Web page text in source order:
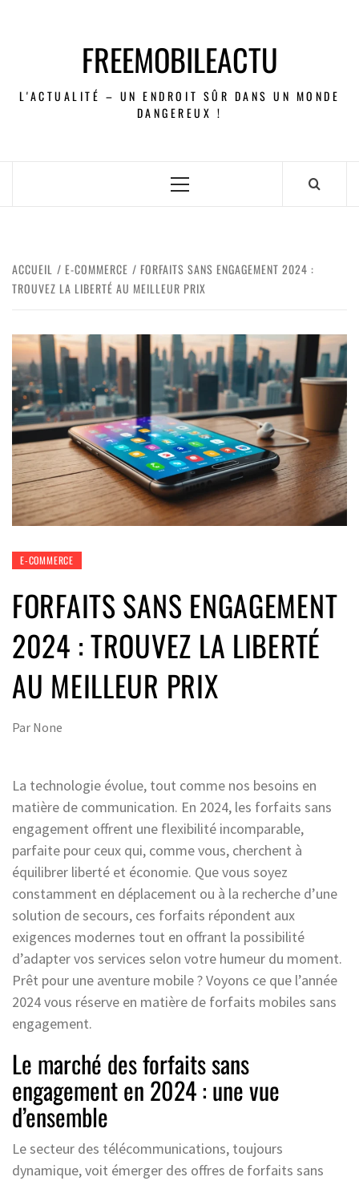
FREEMOBILEACTU
L'ACTUALITÉ – UN ENDROIT SÛR DANS UN MONDE
DANGEREUX !
ACCUEIL E-COMMERCE
FORFAITS SANS ENGAGEMENT 2024 :
TROUVEZ LA LIBERTÉ AU MEILLEUR PRIX
E-COMMERCE
FORFAITS SANS ENGAGEMENT
2024 : TROUVEZ LA LIBERTÉ
AU MEILLEUR PRIX
Par None
La technologie évolue, tout comme nos besoins en
matière de communication. En 2024, les forfaits sans
engagement offrent une flexibilité incomparable,
parfaite pour ceux qui, comme vous, cherchent à
équilibrer liberté et économie. Que vous soyez
constamment en déplacement ou à la recherche d’une
solution de secours, ces forfaits répondent aux
exigences modernes tout en offrant la possibilité
d’adapter vos services selon votre humeur du moment.
Prêt pour une aventure mobile ? Voyons ce que l’année
2024 vous réserve en matière de forfaits mobiles sans
engagement.
Le marché des forfaits sans
engagement en 2024 : une vue
d’ensemble
Le secteur des télécommunications, toujours
dynamique, voit émerger des offres de forfaits sans